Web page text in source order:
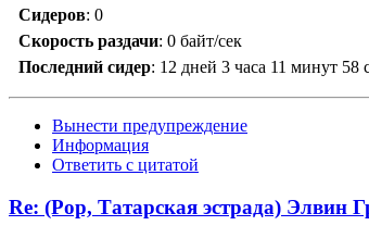
Сидеров: 0
Скорость раздачи: 0 байт/сек
Последний сидер: 12 дней 3 часа 11 минут 58
Вынести предупреждение
Информация
Ответить с цитатой
Re: (Pop, Татарская эстрада) Элвин